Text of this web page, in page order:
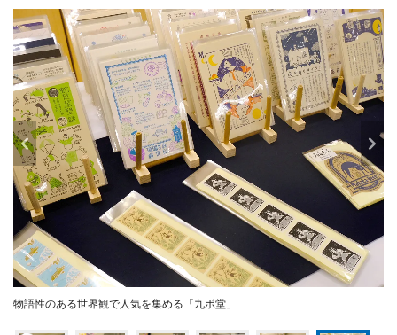
物語性のある世界観で人気を集める「九ポ堂」